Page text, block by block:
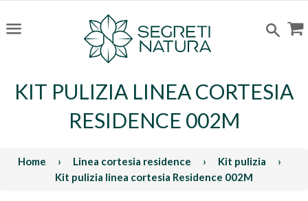
KIT PULIZIA LINEA CORTESIA
RESIDENCE 002M
Home › Linea cortesia residence › Kit pulizia
›
Kit pulizia linea cortesia Residence 002M